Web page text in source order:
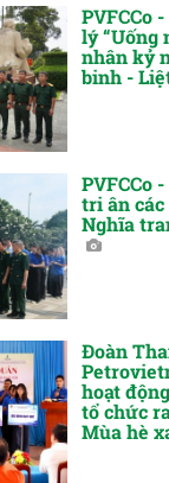
PVFCCo
lý “Uống
nhân kỷ
binh -
PVFCCo
tri ân
Nghĩa
Đoàn
hoạt
tổ chức
Mùa hè